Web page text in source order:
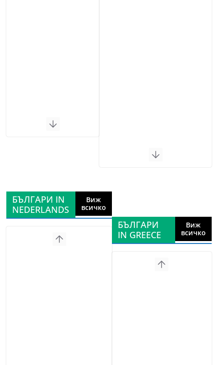
БЪЛГАРИ IN
NEDERLANDS
Виж
всичко
БЪЛГАРИ
IN GREECE
Виж
всичко